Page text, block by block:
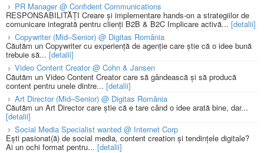
PR Manager @ Confident Communications
RESPONSABILITĂȚI Creare și implementare hands-on a strategiilor de
comunicare integrată pentru clienți B2B & B2C Implicare activă... [detalii]
Copywriter (Mid–Senior) @ Digitas România
Căutăm un Copywriter cu experiență de agenție care știe că o idee bună
trebuie să... [detalii]
Video Content Creator @ Cohn & Jansen
Căutăm un Video Content Creator care să gândească și să producă
content pentru unele dintre... [detalii]
Art Director (Mid–Senior) @ Digitas România
Căutăm un Art Director care știe că e tare când o idee arată bine, dar...
[detalii]
Social Media Specialist wanted @ Internet Corp
Ești pasionat(ă) de social media, content creation și tendințele digitale?
Ai un ochi format pentru... [detalii]